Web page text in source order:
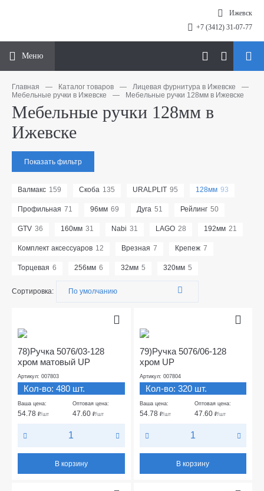
Ижевск
+7 (3412) 31-07-77
Меню
Главная — Каталог товаров — Лицевая фурнитура в Ижевске
—
Мебельные ручки в Ижевске
— Мебельные ручки 128мм в Ижевске
Мебельные ручки 128мм в
Ижевске
Показать фильтр
Валмакс 159 Скоба 135 URALPLIT 95 128мм 93
Профильная 71 96мм 69 Дуга 51 Рейлинг 50
GTV 36 160мм 31 Nabi 31 LAGO 28 192мм 21
Комплект аксессуаров 12 Врезная 7 Крепеж 7
Торцевая 6 256мм 6 32мм 5 320мм 5
Сортировка:
78)Ручка 5076/03-128
хром матовый UP
Артикул: 007803
Кол-во: 480 шт.
Ваша цена:
54.78 ₽/шт
Оптовая цена:
47.60₽/шт
В корзину
79)Ручка 5076/06-128
хром UP
Артикул: 007804
Кол-во: 320 шт.
Ваша цена:
54.78 ₽/шт
Оптовая цена:
47.60 ₽/шт
В корзину